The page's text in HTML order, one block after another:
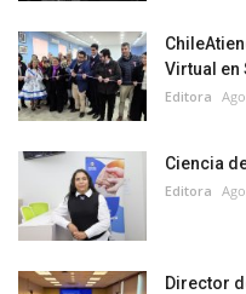
Virtual en
Editora
Ciencia
Editora
Director